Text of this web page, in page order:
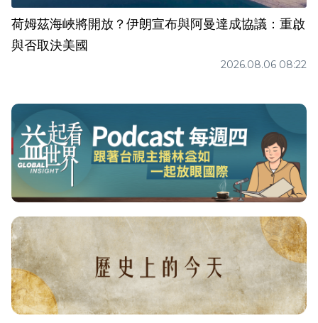
荷姆茲海峽將開放？伊朗宣布與阿曼達成協議：重啟
與否取決美國
2026.08.06 08:22